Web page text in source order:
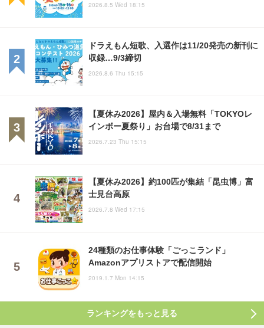
2026.8.5 Wed 18:15
ドラえもん短歌、入選作は11/20発売の新刊に
収録…9/3締切
2026.8.6 Thu 15:15
【夏休み2026】屋内＆入場無料「TOKYOレ
インボー夏祭り」お台場で8/31まで
2026.7.23 Thu 15:15
【夏休み2026】約100匹が集結「昆虫博」富
士見台高原
2026.7.8 Wed 17:15
24種類のお仕事体験「ごっこランド」
Amazonアプリストアで配信開始
2019.1.7 Mon 14:15
ランキングをもっと見る